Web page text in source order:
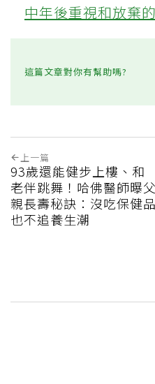
中年後重視和放棄
這篇文章對你有幫助嗎?
上一篇
93歲還能健步上樓、和
老伴跳舞！哈佛醫師曝父
親長壽秘訣：沒吃保健品
也不追養生潮